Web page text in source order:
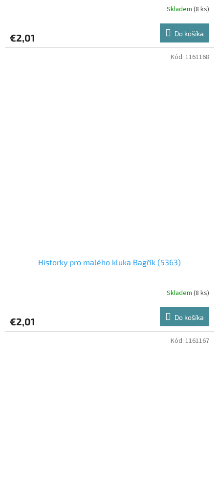
Skladem (8 ks)
€2,01 Do košíka
Historky pro malého kluka Bagřík (5363)
Skladem (8 ks)
€2,01 Do košíka
Kód: 1161168
Kód: 1161167